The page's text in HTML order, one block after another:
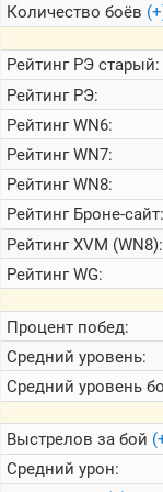
Теlegram
ВК
Портал
Мира
Танков
Количество боёв
РейтингРЭ старый:
РейтингРЭ:
РейтингWN6:
РейтингWN7:
РейтингWN8:
РейтингБроне-сайт:
РейтингXVM (WN8):
РейтингWG:
Процент побед:
Средний уровень:
Средний уровень
Выстрелов за бой
Средний урон: